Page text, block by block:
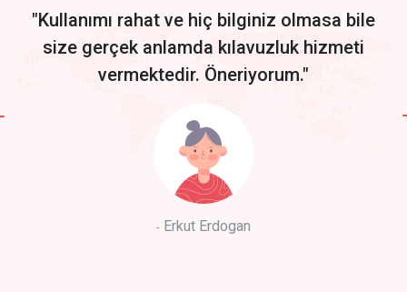
"Kullanımı rahat ve hiç bilginiz olmasa bile
size gerçek anlamda kılavuzluk hizmeti
vermektedir. Öneriyorum."
Erkut Erdogan